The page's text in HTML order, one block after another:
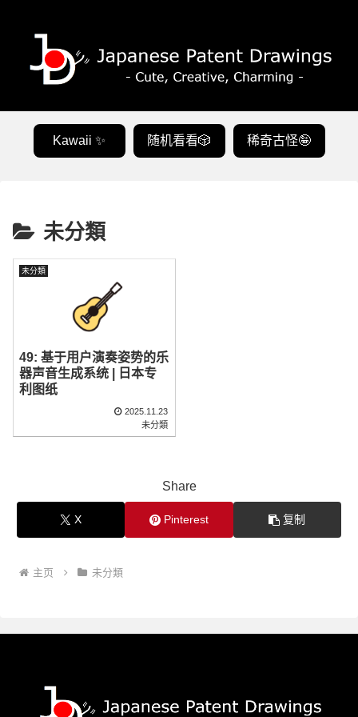
Kawaii ✨ 随机看看🎲 稀奇古怪🤪
未分類
未分類
49: 基于用户演奏姿势的乐
器声音生成系统 | 日本专
利图纸
2025.11.23
未分類
Share
X Pinterest 复制
主页 未分類